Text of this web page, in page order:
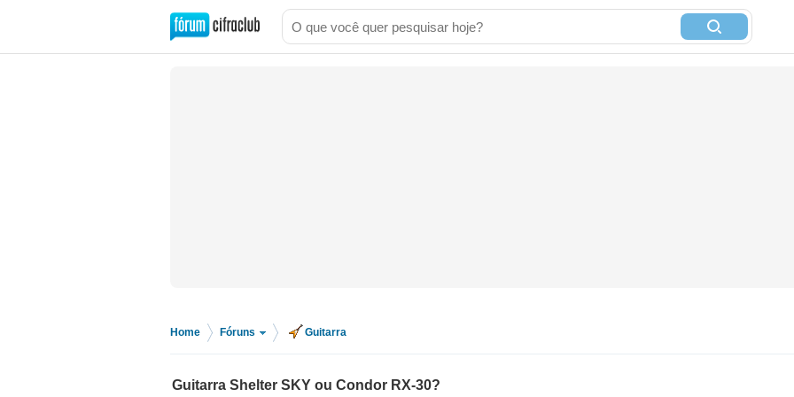
Home Fóruns Guitarra
Guitarra Shelter SKY ou Condor RX-30?